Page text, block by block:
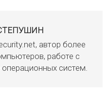
автор более
работе с
систем.